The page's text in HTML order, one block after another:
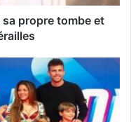
propre tombe et